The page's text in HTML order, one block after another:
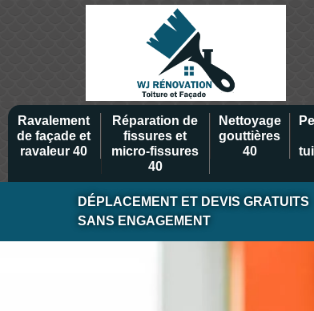
Ravalement
de façade et
ravaleur 40
Réparation de
fissures et
micro-fissures
40
Nettoyage
gouttières
40
DÉPLACEMENT ET DEVIS GRATUITS
SANS ENGAGEMENT